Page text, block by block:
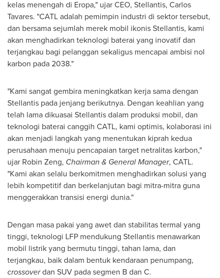
kelas menengah di Eropa," ujar CEO, Stellantis, Carlos
Tavares. "CATL adalah pemimpin industri di sektor tersebut,
dan bersama sejumlah merek mobil ikonis Stellantis, kami
akan menghadirkan teknologi baterai yang inovatif dan
terjangkau bagi pelanggan sekaligus mencapai ambisi nol
karbon pada 2038."
"Kami sangat gembira meningkatkan kerja sama dengan
Stellantis pada jenjang berikutnya. Dengan keahlian yang
telah lama dikuasai Stellantis dalam produksi mobil, dan
teknologi baterai canggih CATL, kami optimis, kolaborasi ini
akan menjadi langkah yang menentukan kiprah kedua
perusahaan menuju pencapaian target netralitas karbon,"
ujar Robin Zeng, Chairman & General Manager, CATL.
"Kami akan selalu berkomitmen menghadirkan solusi yang
lebih kompetitif dan berkelanjutan bagi mitra-mitra guna
menggerakkan transisi energi dunia."
Dengan masa pakai yang awet dan stabilitas termal yang
tinggi, teknologi LFP mendukung Stellantis menawarkan
mobil listrik yang bermutu tinggi, tahan lama, dan
terjangkau, baik dalam bentuk kendaraan penumpang,
crossoverdan SUV pada segmen B dan C.